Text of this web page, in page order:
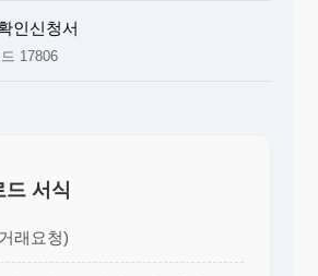
인신청서
17806
드 서식
래요청)